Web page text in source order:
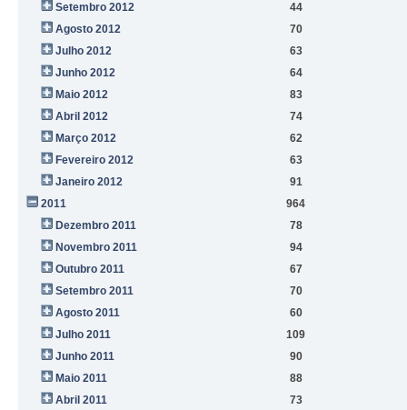
Setembro 2012
44
Agosto 2012
70
Julho 2012
63
Junho 2012
64
Maio 2012
83
Abril 2012
74
Março 2012
62
Fevereiro 2012
63
Janeiro 2012
91
2011
964
Dezembro 2011
78
Novembro 2011
94
Outubro 2011
67
Setembro 2011
70
Agosto 2011
60
Julho 2011
109
Junho 2011
90
Maio 2011
88
Abril 2011
73